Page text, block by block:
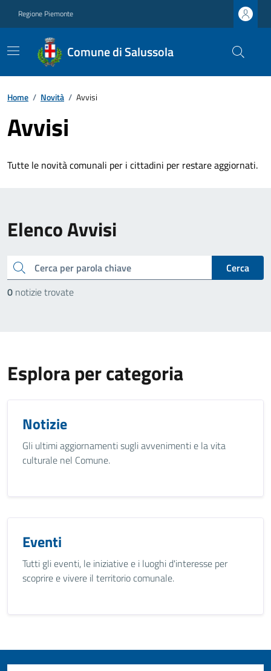
Regione Piemonte
Comune di Salussola
Home / Novità / Avvisi
Avvisi
Tutte le novità comunali per i cittadini per restare aggiornati.
Elenco Avvisi
cerca
Cerca
0 notizie trovate
Esplora per categoria
Notizie
Gli ultimi aggiornamenti sugli avvenimenti e la vita
culturale nel Comune.
Eventi
Tutti gli eventi, le iniziative e i luoghi d'interesse per
scoprire e vivere il territorio comunale.